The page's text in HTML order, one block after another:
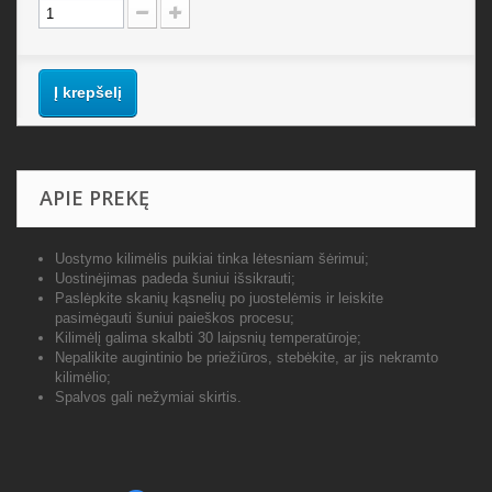
Į krepšelį
APIE PREKĘ
Uostymo kilimėlis puikiai tinka lėtesniam šėrimui;
Uostinėjimas padeda šuniui išsikrauti;
Paslėpkite skanių kąsnelių po juostelėmis ir leiskite
pasimėgauti šuniui paieškos procesu;
Kilimėlį galima skalbti 30 laipsnių temperatūroje;
Nepalikite augintinio be priežiūros, stebėkite, ar jis nekramto
kilimėlio;
Spalvos gali nežymiai skirtis.